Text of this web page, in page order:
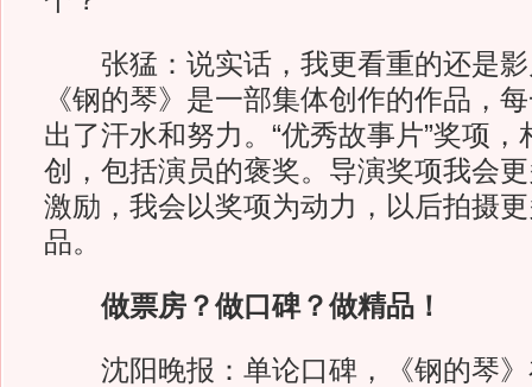
张猛：说实话，我更看重的还是影
《钢的琴》是一部集体创作的作品，
出了汗水和努力。“优秀故事片”奖项
创，包括演员的褒奖。导演奖项我会
激励，我会以奖项为动力，以后拍摄
品。
做票房？做口碑？做精品！
沈阳晚报：单论口碑，《钢的琴》